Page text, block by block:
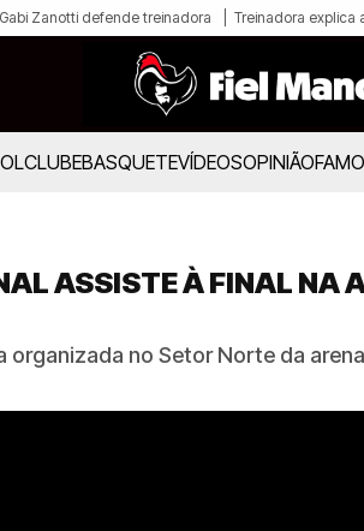
Gabi Zanotti defende treinadora Treinadora explica
CLUBEBASQUETEVÍDEOSOPINIÃO
ASSISTE À FINAL NA
organizada no Setor Norte da